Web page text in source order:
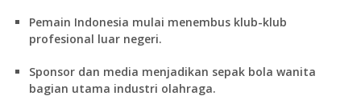
Pemain Indonesia mulai menembus klub-klub
profesional luar negeri.
Sponsor dan media menjadikan sepak bola wanita
bagian utama industri olahraga.